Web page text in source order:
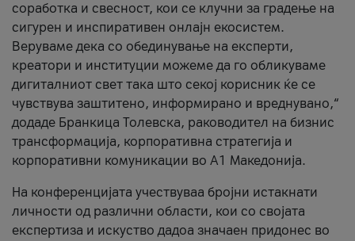
соработка и свесност, кои се клучни за градење на
сигурен и инспиративен онлајн екосистем.
Веруваме дека со обединување на експерти,
креатори и институции можеме да го обликуваме
дигиталниот свет така што секој корисник ќе се
чувствува заштитено, информирано и вреднувано,“
додаде Бранкица Толевска, раководител на бизнис
трансформација, корпоративна стратегија и
корпоративни комуникации во А1 Македонија.
На конференцијата учествуваа бројни истакнати
личности од различни области, кои со својата
експертиза и искуство дадоа значаен придонес во